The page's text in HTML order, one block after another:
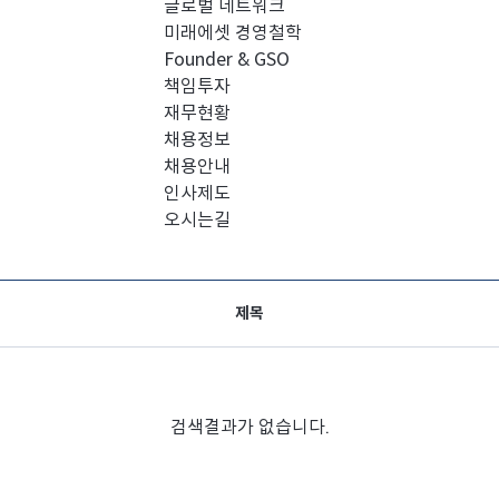
글로벌 네트워크
미래에셋 경영철학
Founder & GSO
책임투자
재무현황
채용정보
채용안내
인사제도
오시는길
제목
검색결과가 없습니다.